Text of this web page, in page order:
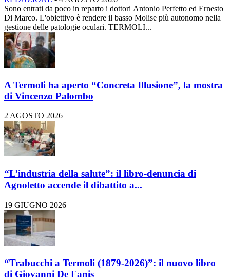
Sono entrati da poco in reparto i dottori Antonio Perfetto ed Ernesto
Di Marco. L'obiettivo è rendere il basso Molise più autonomo nella
gestione delle patologie oculari. TERMOLI...
A Termoli ha aperto “Concreta Illusione”, la mostra
di Vincenzo Palombo
2 AGOSTO 2026
“L’industria della salute”: il libro-denuncia di
Agnoletto accende il dibattito a...
19 GIUGNO 2026
“Trabucchi a Termoli (1879-2026)”: il nuovo libro
di Giovanni De Fanis